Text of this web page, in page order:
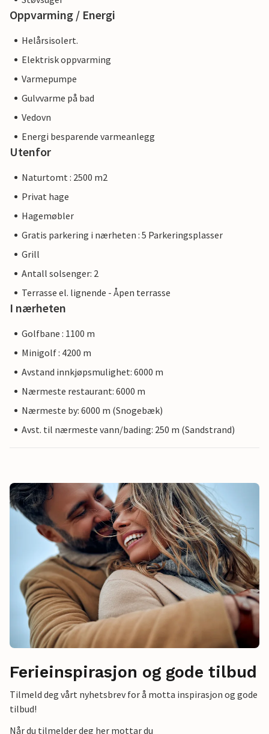
Oppvarming / Energi
Helårsisolert.
Elektrisk oppvarming
Varmepumpe
Gulvvarme på bad
Vedovn
Energi besparende varmeanlegg
Utenfor
Naturtomt : 2500 m2
Privat hage
Hagemøbler
Gratis parkering i nærheten : 5 Parkeringsplasser
Grill
Antall solsenger: 2
Terrasse el. lignende - Åpen terrasse
I nærheten
Golfbane : 1100 m
Minigolf : 4200 m
Avstand innkjøpsmulighet: 6000 m
Nærmeste restaurant: 6000 m
Nærmeste by: 6000 m (Snogebæk)
Avst. til nærmeste vann/bading: 250 m (Sandstrand)
Ferieinspirasjon og gode tilbud
Tilmeld deg vårt nyhetsbrev for å motta inspirasjon og gode
tilbud!
Når du tilmelder deg her mottar du